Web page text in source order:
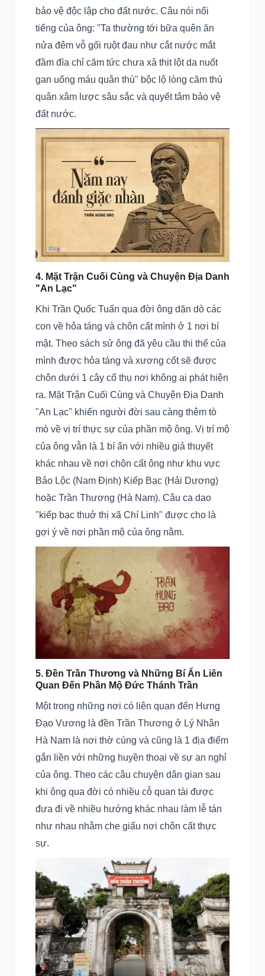
bảo vệ độc lập cho đất nước. Câu nói nổi
tiếng của ông: "Ta thường tới bữa quên ăn
nửa đêm vỗ gối ruột đau như cắt nước mắt
đầm đìa chỉ căm tức chưa xả thịt lột da nuốt
gan uống máu quân thù" bộc lộ lòng căm thù
quân xâm lược sâu sắc và quyết tâm bảo vệ
đất nước.
4. Mặt Trận Cuối Cùng và Chuyện Địa Danh
"An Lạc"
Khi Trần Quốc Tuấn qua đời ông dặn dò các
con về hỏa táng và chôn cất mình ở 1 nơi bí
mật. Theo sách sử ông đã yêu cầu thi thể của
mình được hỏa táng và xương cốt sẽ được
chôn dưới 1 cây cổ thụ nơi không ai phát hiện
ra. Mặt Trận Cuối Cùng và Chuyện Địa Danh
"An Lạc" khiến người đời sau càng thêm tò
mò về vị trí thực sự của phần mộ ông. Vị trí mộ
của ông vẫn là 1 bí ẩn với nhiều giả thuyết
khác nhau về nơi chôn cất ông như khu vực
Bảo Lộc (Nam Định) Kiếp Bạc (Hải Dương)
hoặc Trần Thương (Hà Nam). Câu ca dao
"kiếp bạc thuở thị xã Chí Linh" được cho là
gợi ý về nơi phần mộ của ông nằm.
5. Đền Trần Thương và Những Bí Ẩn Liên
Quan Đến Phần Mộ Đức Thánh Trần
Một trong những nơi có liên quan đến Hưng
Đạo Vương là đền Trần Thương ở Lý Nhân
Hà Nam là nơi thờ cúng và cũng là 1 địa điểm
gắn liền với những huyền thoại về sự an nghỉ
của ông. Theo các câu chuyện dân gian sau
khi ông qua đời có nhiều cỗ quan tài được
đưa đi về nhiều hướng khác nhau làm lễ tán
như nhau nhằm che giấu nơi chôn cất thực
sự.